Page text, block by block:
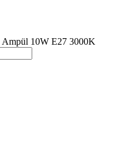
10W E27 3000K